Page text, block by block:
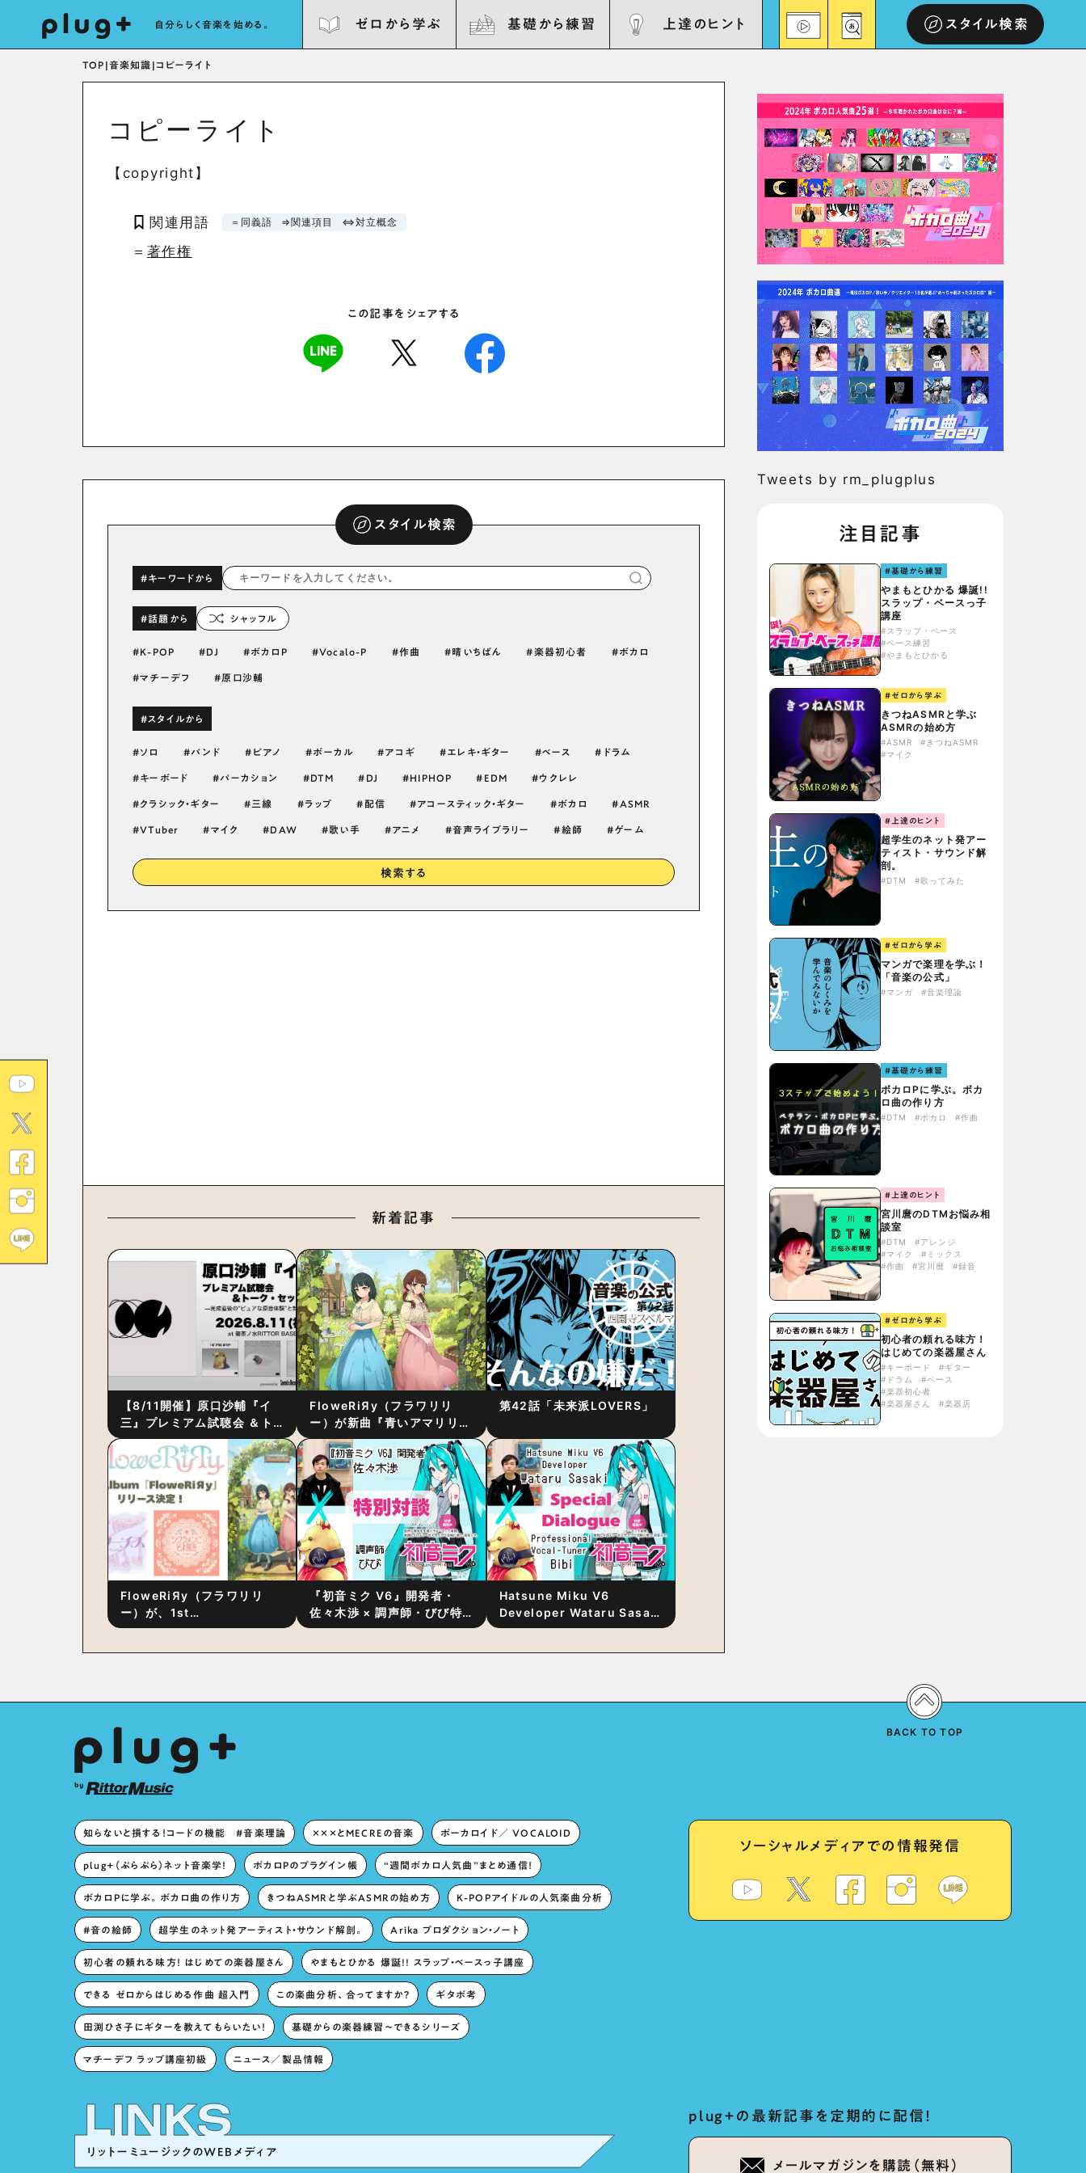
自分らしく音楽を始める。 ゼロから学ぶ 基礎から練習 上達のヒント スタイル検索
TOP |音楽知識 | コピーライト
コピーライト
【copyright】
関連用語 ＝同義語 ⇒関連項目 ⇔対立概念
＝ 著作権
この記事をシェアする
スタイル検索
#キーワードから
#話題から シャッフル
K-POP DJ ボカロP Vocalo-P 作曲 晴いちばん 楽器初心者 ボカロ
マチーデフ 原口沙輔
#スタイルから
ソロ バンド ピアノ ボーカル アコギ エレキ・ギター ベース ドラム
キーボード パーカション DTM DJ HIPHOP EDM ウクレレ
クラシック・ギター 三線 ラップ 配信 アコースティック・ギター ボカロ ASMR
VTuber マイク DAW 歌い手 アニメ 音声ライブラリー 絵師 ゲーム
検索する
新着記事
【8/11開催】原口沙輔『イ
三』プレミアム試聴会 ＆ト
ーク・セッション 〜完成直
後の“ピュアな原音体験”と制
作秘話
FloweRiЯy（フラワリリ
ー）が新曲『青いアマリリ
ス』をリリース！1stアルバ
ム詳細も発表
第42話「未来派LOVERS」
FloweRiЯy（フラワリリ
ー）が、1st
Album『FloweRiЯy』を9
『初音ミク V6』開発者・
佐々木渉 × 調声師・びび特
別対談 〜豊かな歌声表現の
Hatsune Miku V6
Developer Wataru Sasaki
× Professional Vocal-
Tweets by rm_plugplus
注目記事
#基礎から練習
やまもとひかる 爆誕!!
スラップ・ベースっ子
講座
#スラップ・ベース
#ベース練習
#やまもとひかる
#ゼロから学ぶ
きつねASMRと学ぶ
ASMRの始め方
#ASMR
#きつねASMR
#マイク
#上達のヒント
超学生のネット発アー
ティスト・サウンド解
剖。
#DTM #歌ってみた
#ゼロから学ぶ
マンガで楽理を学ぶ！
「音楽の公式」
#マンガ #音楽理論
#基礎から練習
ボカロPに学ぶ。ボカ
ロ曲の作り方
#DTM #ボカロ #作曲
#上達のヒント
宮川麿のDTMお悩み相
談室
#DTM
#アレンジ
#マイク
#ミックス
#作曲
#宮川麿 #録音
#ゼロから学ぶ
初心者の頼れる味方！
はじめての楽器屋さん
#キーボード
#ギター
#ドラム
#ベース
#楽器初心者
#楽器屋さん
#楽器店
知らないと損する！コードの機能 #音楽理論 ×××とMECREの音楽 ボーカロイド／ VOCALOID
plug+（ぷらぷら）ネット音楽学！ ボカロPのプラグイン帳 “週間ボカロ人気曲”まとめ通信！
ボカロPに学ぶ。ボカロ曲の作り方 きつねASMRと学ぶASMRの始め方 K-POPアイドルの人気楽曲分析
#音の絵師 超学生のネット発アーティスト・サウンド解剖。 Arika プロダクション・ノート
初心者の頼れる味方！ はじめての楽器屋さん やまもとひかる 爆誕!! スラップ・ベースっ子講座
できる ゼロからはじめる作曲 超入門 この楽曲分析、合ってますか？ ギタボ考
田渕ひさ子にギターを教えてもらいたい！ 基礎からの楽器練習〜できるシリーズ
マチーデフ ラップ講座初級 ニュース／製品情報
ソーシャルメディアでの情報発信
リットーミュージックのWEBメディア
plug+の最新記事を定期的に配信！
メールマガジンを購読（無料）
BACK TO TOP